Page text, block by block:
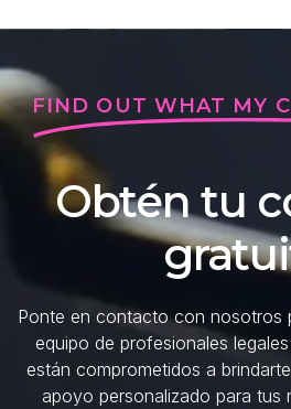
FIND OUT WHAT MY
Obtén tu
Ponte en contacto con nosotros
equipo de profesionales
están comprometidos a
apoyo personalizado para tus